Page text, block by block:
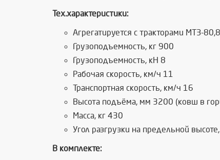
Тех.характеристики:
Агрегатируется с тракторами МТЗ-
Грузоподъемность, кг 900
Грузоподъемность, кН 8
Рабочая скорость, км/ч 11
Транспортная скорость, км/ч 16
Высота подъёма, мм 3200 (ковш в
Масса, кг 430
Угол разгрузки на предельной
В комплекте: